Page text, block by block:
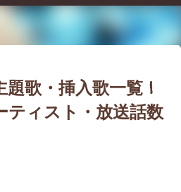
せ】アクセス障害
グ移転（引っ越
題歌・挿入歌一覧 |
ティスト・放送話数